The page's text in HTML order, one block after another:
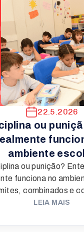
22.5.2026
ou
ambiente
ou punição?
funciona no
combinados e
ajudam no
LEIA MAIS